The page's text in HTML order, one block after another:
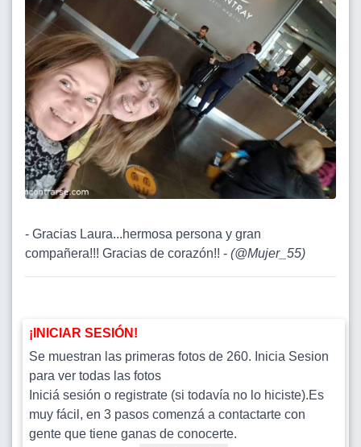
- Gracias Laura...hermosa persona y gran
compañera!!! Gracias de corazón!! - (@Mujer_55)
¡INICIAR SESIÓN!
Se muestran las primeras fotos de 260. Inicia Sesion
para ver todas las fotos
Iniciá sesión o registrate (si todavía no lo hiciste).Es
muy fácil, en 3 pasos comenzá a contactarte con
gente que tiene ganas de conocerte.